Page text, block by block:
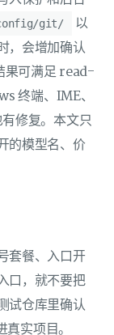
git/
以
，会增加确认
果可满足 read-
终端、IME、
修复。本文只
的模型名、价
套餐、入口开
口，就不要把
试仓库里确认
实项目。